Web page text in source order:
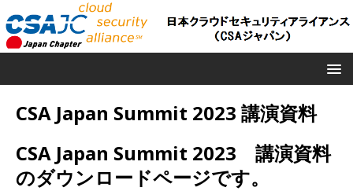
CSA Japan Summit 2023 講演資料
CSA Japan Summit 2023 講演資料
のダウンロードページです。